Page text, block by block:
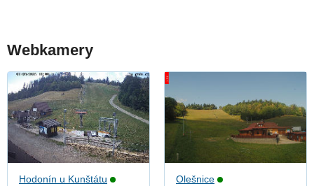
Webkamery
Hodonín u Kunštátu
Olešnice